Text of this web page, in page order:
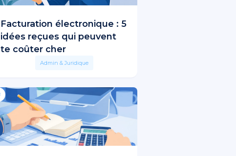
Facturation électronique : 5
idées reçues qui peuvent
te coûter cher
Admin & Juridique